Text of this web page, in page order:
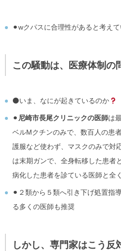
⚫︎wクパスに合理性があると考え
この騒動は、医療体制の
⚫︎いま、なにが起きているのか
⚫︎ 尼崎市長尾クリニックの医師は
ベルMクチンのみで、数百人の患
護服など使わず、マスクのみで対
は末期ガンで、全身転移した患者
病化した患者を診ている医師と全
⚫︎２類から５類へ引き下げ処置指
る多くの医師も推奨
しかし、専門家はこう反